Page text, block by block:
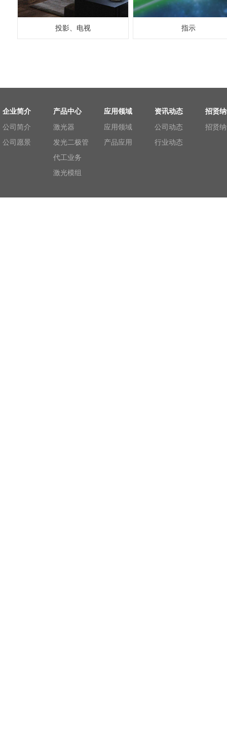
投影、电视 指示
企业简介
公司简介
公司愿景
产品中心
激光器
发光二极管
代工业务
激光模组
应用领域
应用领域
产品应用
资讯动态
公司动态
行业动态
招贤
招贤